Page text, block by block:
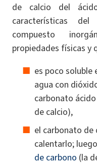
de calcio del
características
compuesto
propiedades físicas y
es poco soluble
agua con
carbonato
de calcio),
el carbonato de
calentarlo;
de carbono (la